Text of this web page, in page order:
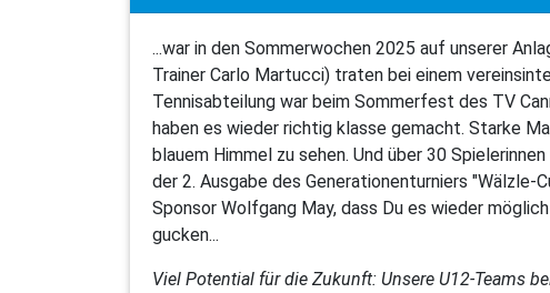
...war in den Sommerwochen 2025 auf unserer
Trainer Carlo Martucci) traten bei einem
Tennisabteilung war beim Sommerfest des TV
haben es wieder richtig klasse gemacht. Starke
blauem Himmel zu sehen. Und über 30
der 2. Ausgabe des Generationenturniers "Wälzle-
Sponsor Wolfgang May, dass Du es wieder
gucken...
Viel Potential für die Zukunft: Unsere U12-Teams